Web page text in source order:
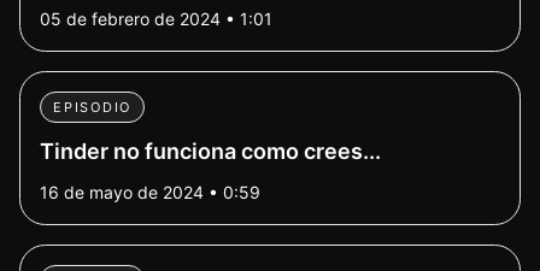
05 de febrero de 2024 • 1:01
EPISODIO
Tinder no funciona como crees...
16 de mayo de 2024 • 0:59